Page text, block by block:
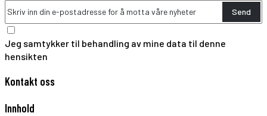
Send
Jeg samtykker til behandling av mine data til denne
hensikten
Kontakt oss
Innhold